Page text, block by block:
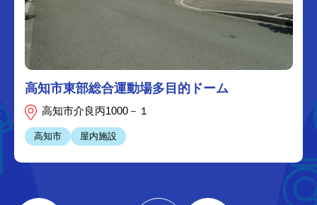
高知市東部総合運動場多目的ドーム
高知市介良丙1000－１
高知市 屋内施設